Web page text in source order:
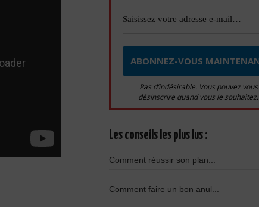
Pas d’indésirable. Vous pouvez vous
désinscrire quand vous le souhaitez.
Les conseils les plus lus :
Comment réussir son plan...
Comment faire un bon anul...